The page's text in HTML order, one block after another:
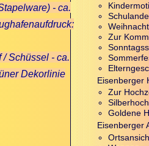
- ca.
/ Schüssel - ca.
Dekorlinie
Zur
Eisenberger
Zur
Goldene
Eisenberger